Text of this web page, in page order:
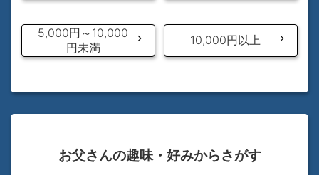
5,000円～10,000
円未満
10,000円以上
お父さんの趣味・好みからさがす